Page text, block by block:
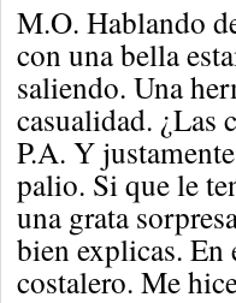
M.O. Hablando
con una bella
saliendo. Una
casualidad. ¿Las
P.A. Y
palio. Si que le
una grata
bien explicas. En
costalero. Me